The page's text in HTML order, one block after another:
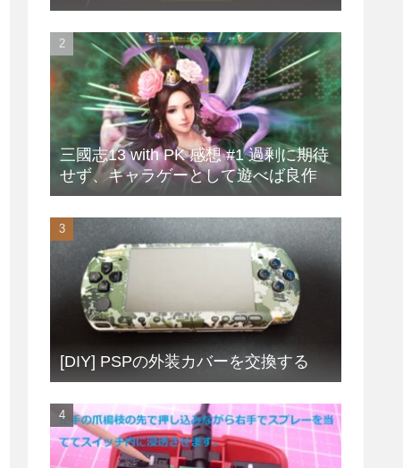
方法
三國志13 with PK 感想 #1 過剰に期待
せず、キャラゲーとして遊べば良作
[DIY] PSPの外装カバーを交換する